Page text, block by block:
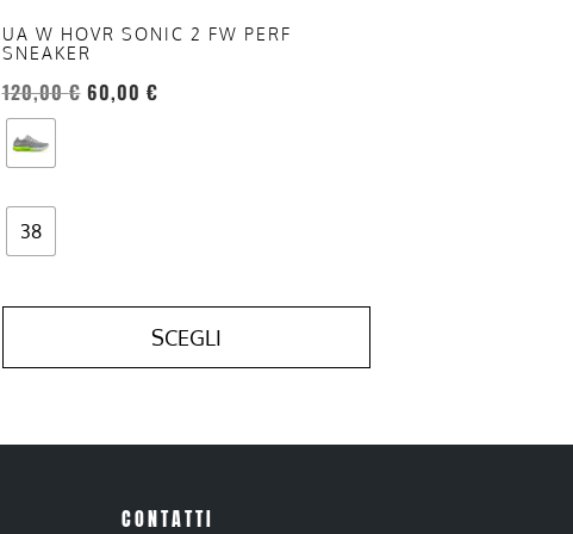
UA W HOVR SONIC 2 FW PERF
SNEAKER
120,00€ 60,00 €
38
SCEGLI
del
prodotto
CONTATTI